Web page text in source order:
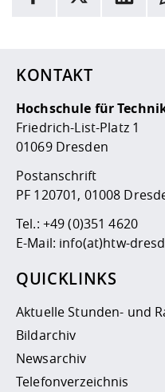
Hier stehen weitere
KONTAKT
Hochschule für
Friedrich-List-Platz 1
01069 Dresden
Postanschrift
PF 120701, 01008
Tel.: +49 (0)351 4620
E-Mail: info(at)htw-
QUICKLINKS
Aktuelle Stunden- und
Bildarchiv
Newsarchiv
Telefonverzeichnis